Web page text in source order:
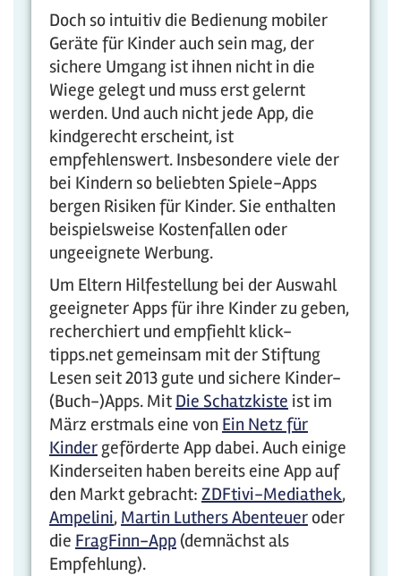
Doch so intuitiv die Bedienung mobiler
Geräte für Kinder auch sein mag, der
sichere Umgang ist ihnen nicht in die
Wiege gelegt und muss erst gelernt
werden. Und auch nicht jede App, die
kindgerecht erscheint, ist
empfehlenswert. Insbesondere viele der
bei Kindern so beliebten Spiele-Apps
bergen Risiken für Kinder. Sie enthalten
beispielsweise Kostenfallen oder
ungeeignete Werbung.
Um Eltern Hilfestellung bei der Auswahl
geeigneter Apps für ihre Kinder zu geben,
recherchiert und empfiehlt klick-
tipps.net gemeinsam mit der Stiftung
Lesen seit 2013 gute und sichere Kinder-
(Buch-)Apps. Mit Die Schatzkiste ist im
März erstmals eine von Ein Netz für
Kinder geförderte App dabei. Auch einige
Kinderseiten haben bereits eine App auf
den Markt gebracht: ZDFtivi-Mediathek,
Ampelini, Martin Luthers Abenteuer oder
die FragFinn-App (demnächst als
Empfehlung).